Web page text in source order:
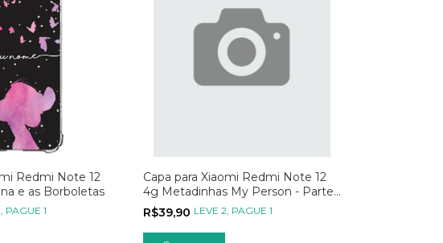
Redmi Note 12
e as Borboletas
PAGUE 1
Capa para Xiaomi Redmi Note 12
4g Metadinhas My Person - Parte
02
R$39,90 LEVE 2, PAGUE 1